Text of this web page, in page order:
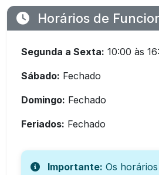
Horários de
Segunda a Sexta: 10:00 às
Sábado: Fechado
Domingo: Fechado
Feriados: Fechado
Importante: Os